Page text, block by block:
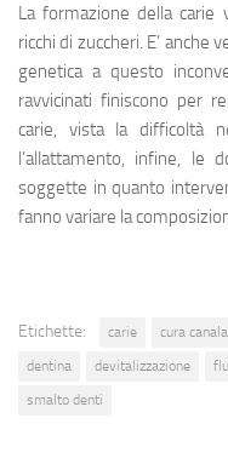
Laformazione della carie
ricchi di zuccheri. E’ anche
geneticaa questo
ravvicinati finiscono per
carie, vista la difficoltà
l’allattamento, infine, le
soggette in quanto
fanno variare la
Etichette: carie cura
dentina
devitalizzazione
smalto denti